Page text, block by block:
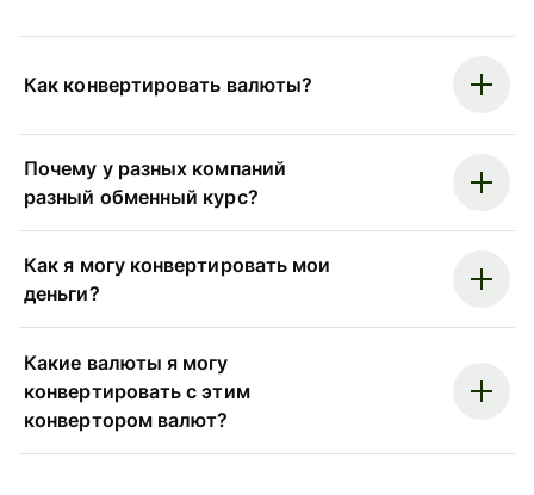
Как конвертировать валюты?
Почему у разных компаний
разный обменный курс?
Как я могу конвертировать мои
деньги?
Какие валюты я могу
конвертировать с этим
конвертором валют?